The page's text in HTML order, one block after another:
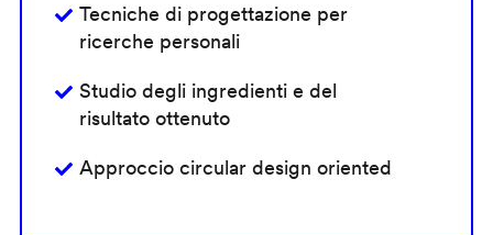
Tecniche di progettazione per
ricerche personali
Studio degli ingredienti e del
risultato ottenuto
Approccio circular design oriented